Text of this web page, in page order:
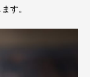
す。